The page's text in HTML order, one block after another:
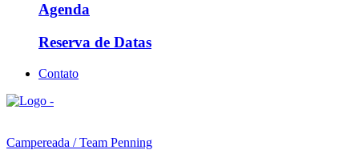
Agenda
Reserva de Datas
Contato
Campereada / Team Penning